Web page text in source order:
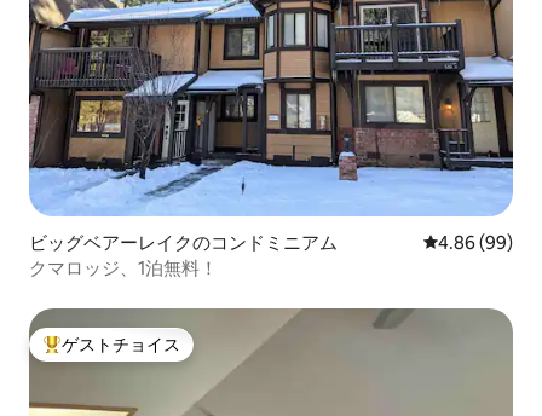
ビッグベアーレイクのコンドミニアム レビュー99件
4.86 (99)
クマロッジ、1泊無料！
大好評のゲストチョイスです。
ゲストチョイス